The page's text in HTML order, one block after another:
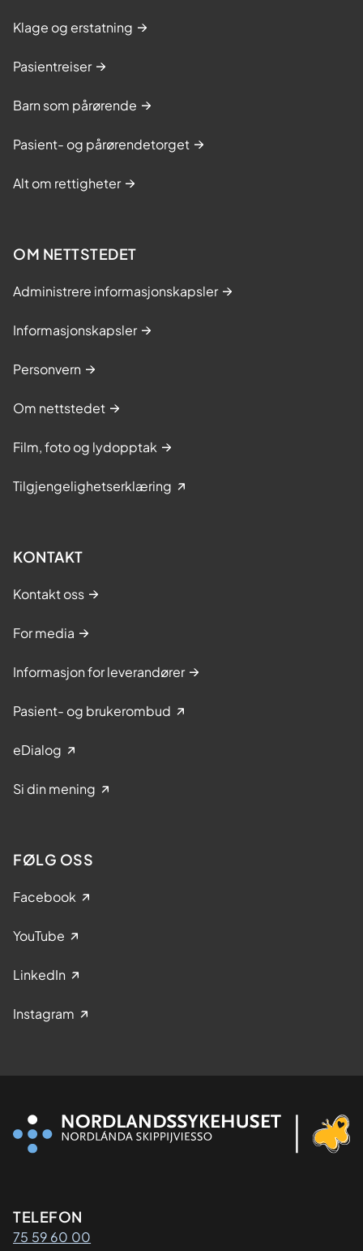
Klage og erstatning
Pasientreiser
Barn som pårørende
Pasient- og pårørendetorget
Alt om rettigheter
OM NETTSTEDET
Administrere informasjonskapsler
Informasjonskapsler
Personvern
Om nettstedet
Film, foto og lydopptak
Tilgjengelighetserklæring
KONTAKT
Kontakt oss
For media
Informasjon for leverandører
Pasient- og brukerombud
eDialog
Si din mening
FØLG OSS
Facebook
YouTube
LinkedIn
Instagram
Kontaktinformasjon
TELEFON
75 59 60 00